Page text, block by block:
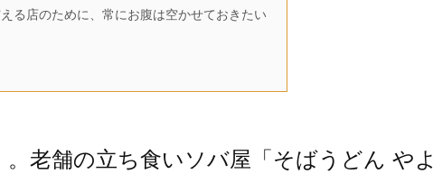
る店のために、常にお腹は空かせておきたい
。老舗の立ち食いソバ屋「そばうどん やよ